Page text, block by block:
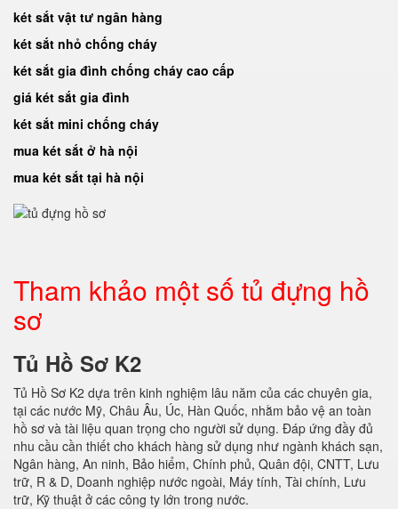
két sắt vật tư ngân hàng
két sắt nhỏ chống cháy
két sắt gia đình chống cháy cao cấp
giá két sắt gia đình
két sắt mini chống cháy
mua két sắt ở hà nội
mua két sắt tại hà nội
Tham khảo một số tủ đựng hồ
sơ
Tủ Hồ Sơ K2
Tủ Hồ Sơ K2 dựa trên kinh nghiệm lâu năm của các chuyên gia,
tại các nước Mỹ, Châu Âu, Úc, Hàn Quốc, nhằm bảo vệ an toàn
hồ sơ và tài liệu quan trọng cho người sử dụng. Đáp ứng đầy đủ
nhu cầu cần thiết cho khách hàng sử dụng như ngành khách sạn,
Ngân hàng, An ninh, Bảo hiểm, Chính phủ, Quân đội, CNTT, Lưu
trữ, R & D, Doanh nghiệp nước ngoài, Máy tính, Tài chính, Lưu
trữ, Kỹ thuật ở các công ty lớn trong nước.